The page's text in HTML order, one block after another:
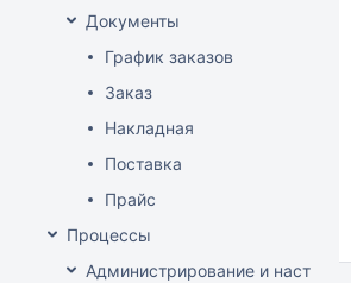
Документы
График заказов
Заказ
Накладная
Поставка
Прайс
Процессы
Администрирование и настройка